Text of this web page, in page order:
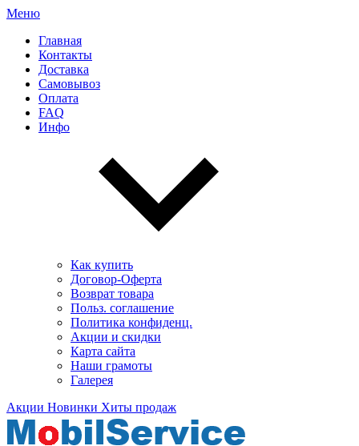
Меню
Главная
Контакты
Доставка
Самовывоз
Оплата
FAQ
Инфо
Как купить
Договор-Оферта
Возврат товара
Польз. соглашение
Политика конфиденц.
Акции и скидки
Карта сайта
Наши грамоты
Галерея
Акции Новинки Хиты продаж